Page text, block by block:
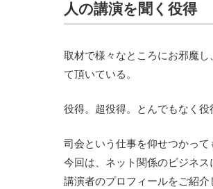
人の講演を聞く役得
取材で様々なところにお邪魔
て頂いている。
役得。超役得。とんでもなく役
司会という仕事を仰せつかって
今回は、ネット関係のビジネス
講演者のプロフィールをご紹